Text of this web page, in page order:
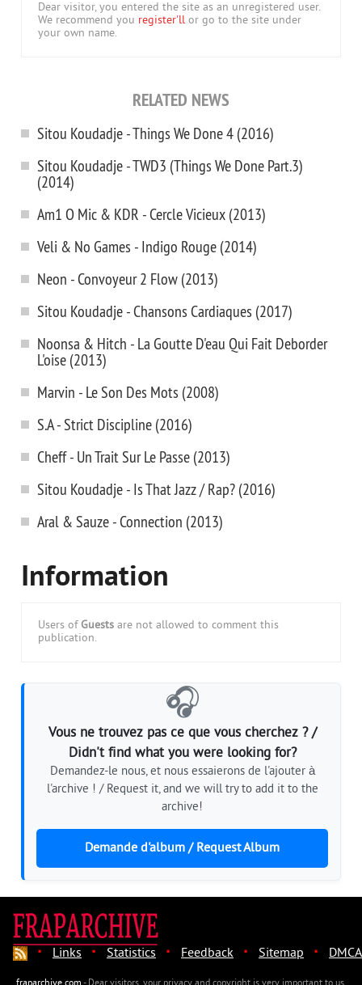
Dear visitor, you entered the site as an unregistered user.
We recommend you register'll or go to the site under
your own name.
RELATED NEWS
Sitou Koudadje - Things We Done 4 (2016)
Sitou Koudadje - TWD3 (Things We Done Part.3)
(2014)
Am1 O Mic & KDR - Cercle Vicieux (2013)
Veli & No Games - Indigo Rouge (2014)
Neon - Convoyeur 2 Flow (2013)
Sitou Koudadje - Chansons Cardiaques (2017)
Noonsa & Hitch - La Goutte D'eau Qui Fait Deborder
L'oise (2013)
Marvin - Le Son Des Mots (2008)
S.A - Strict Discipline (2016)
Cheff - Un Trait Sur Le Passe (2013)
Sitou Koudadje - Is That Jazz / Rap? (2016)
Aral & Sauze - Connection (2013)
Information
Users of Guests are not allowed to comment this
publication.
🎧
Vous ne trouvez pas ce que vous cherchez ? /
Didn't find what you were looking for?
Demandez-le nous, et nous essaierons de l'ajouter à
l'archive ! / Request it, and we will try to add it to the
archive!
Demande d'album / Request Album
· Links · Statistics · Feedback · Sitemap · DMCA